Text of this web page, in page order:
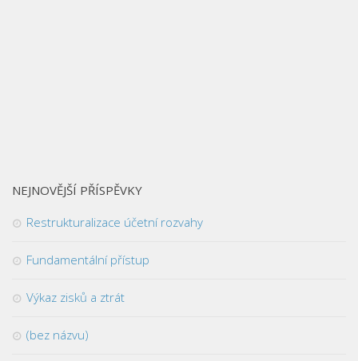
NEJNOVĚJŠÍ PŘÍSPĚVKY
Restrukturalizace účetní rozvahy
Fundamentální přístup
Výkaz zisků a ztrát
(bez názvu)